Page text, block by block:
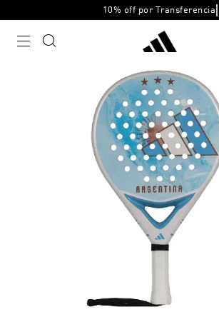
10% off por Transferencia